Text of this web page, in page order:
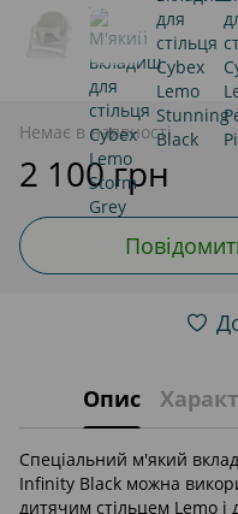
Немає в наявності
2 100 грн
Опис
Спеціальний м'який
Infinity Black можна
дитячим стільцем Lemo